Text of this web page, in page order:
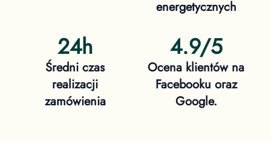
energetycznych
24h
Średni czas
realizacji
zamówienia
4.9/5
Ocena klientów na
Facebooku oraz
Google.